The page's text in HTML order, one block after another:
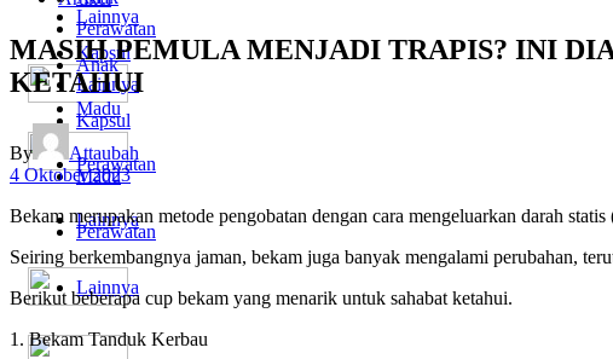
Lainnya
Perawatan
Lainnya
Kapsul
Madu
Perawatan
Lainnya
Anak
Kapsul
Madu
Perawatan
Lainnya
MASIH PEMULA MENJADI TRAPIS? INI
KETAHUI
By
Attaubah
4 Oktober 2023
Bekam merupakan metode pengobatan dengan cara mengeluarkan darah
Seiring berkembangnya jaman, bekam juga banyak mengalami perubahan,
Berikut beberapa cup bekam yang menarik untuk sahabat ketahui.
1. Bekam Tanduk Kerbau